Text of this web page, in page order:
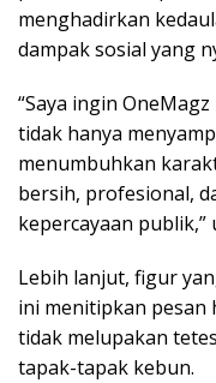
menghadirkan
dampak sosial yang
“Saya ingin
tidak hanya
menumbuhkan
bersih, profesional,
kepercayaan publik,”
Lebih lanjut, figur
ini menitipkan pesan
tidak melupakan
tapak-tapak kebun.